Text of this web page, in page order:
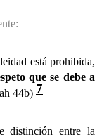
está prohibida,
que se debe a
44b) 7
distinción entre la